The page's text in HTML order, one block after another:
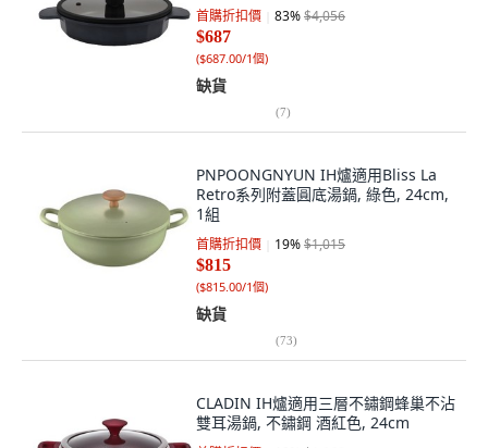
首購折扣價 83%$4,056
$687
($687.00/1個)
缺貨
(7)
PNPOONGNYUN IH爐適用Bliss La
Retro系列附蓋圓底湯鍋, 綠色, 24cm,
1組
首購折扣價 19%$1,015
$815
($815.00/1個)
缺貨
(73)
CLADIN IH爐適用三層不鏽鋼蜂巢不沾
雙耳湯鍋, 不鏽鋼 酒紅色, 24cm